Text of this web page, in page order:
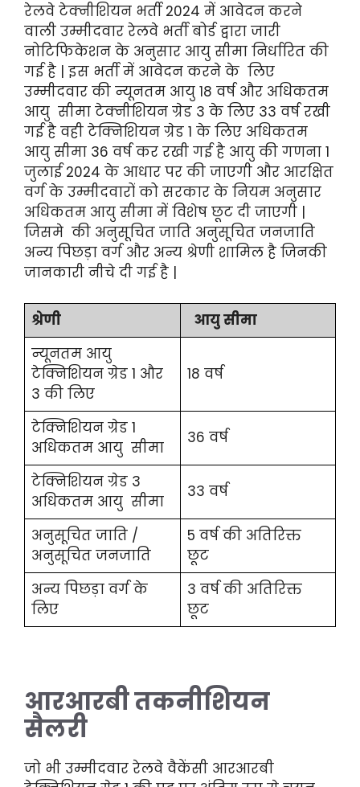
रेलवे टेक्नीशियन भर्ती 2024 में आवेदन करने
वाली उम्मीदवार रेलवे भर्ती बोर्ड द्वारा जारी
नोटिफिकेशन के अनुसार आयु सीमा निर्धारित की
गई है | इस भर्ती में आवेदन करने के लिए
उम्मीदवार की न्यूनतम आयु 18 वर्ष और अधिकतम
आयु सीमा टेक्नीशियन ग्रेड 3 के लिए 33 वर्ष रखी
गई है वही टेक्निशियन ग्रेड 1 के लिए अधिकतम
आयु सीमा 36 वर्ष कर रखी गई है आयु की गणना 1
जुलाई 2024 के आधार पर की जाएगी और आरक्षित
वर्ग के उम्मीदवारों को सरकार के नियम अनुसार
अधिकतम आयु सीमा में विशेष छूट दी जाएगी |
जिसमे की अनुसूचित जाति अनुसूचित जनजाति
अन्य पिछड़ा वर्ग और अन्य श्रेणी शामिल है जिनकी
जानकारी नीचे दी गई है |
श्रेणी
आयु सीमा
न्यूनतम आयु
टेक्निशियन ग्रेड 1 और
3 की लिए
18 वर्ष
टेक्निशियन ग्रेड 1
अधिकतम आयु सीमा
36 वर्ष
टेक्निशियन ग्रेड 3
अधिकतम आयु सीमा
33 वर्ष
अनुसूचित जाति /
अनुसूचित जनजाति
5 वर्ष की अतिरिक्त
छूट
अन्य पिछड़ा वर्ग के
लिए
3 वर्ष की अतिरिक्त
छूट
आरआरबी तकनीशियन
सैलरी
जो भी उम्मीदवार रेलवे वैकेंसी आरआरबी